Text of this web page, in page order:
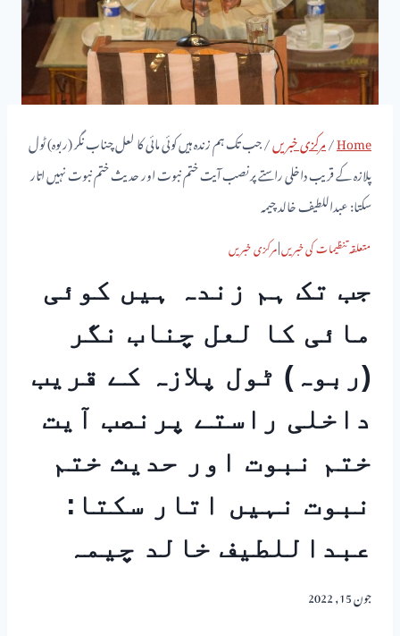
Home
/مرکزی خبریں/جب تک ہم زندہ ہیں کوئی مائی کا لعل چناب نگر (ربوہ) ٹول
پلازہ کے قریب داخلی راستے پرنصب آیت ختم نبوت اور حدیث ختم نبوت نہیں اتار
سکتا: عبداللطیف خالد چیمہ
متعلقہ تنظیمات کی خبریں|مرکزی خبریں
جب تک ہم زندہ ہیں کوئی
مائی کا لعل چناب نگر
(ربوہ) ٹول پلازہ کے قریب
داخلی راستے پرنصب آیت
ختم نبوت اور حدیث ختم
نبوت نہیں اتار سکتا:
عبداللطیف خالد چیمہ
جون 15, 2022